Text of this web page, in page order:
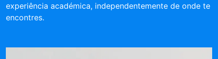
experiência académica, independentemente de onde te
encontres.